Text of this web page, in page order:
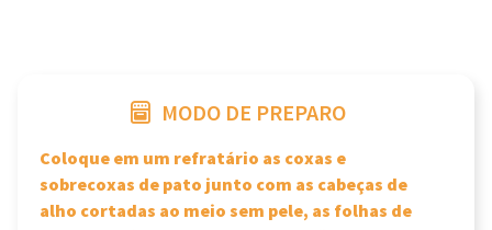
MODO DE PREPARO
Coloque em um refratário as coxas e
sobrecoxas de pato junto com as cabeças de
alho cortadas ao meio sem pele, as folhas de